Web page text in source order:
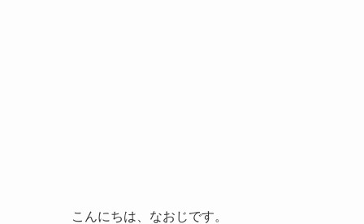
こんにちは、なおじです。